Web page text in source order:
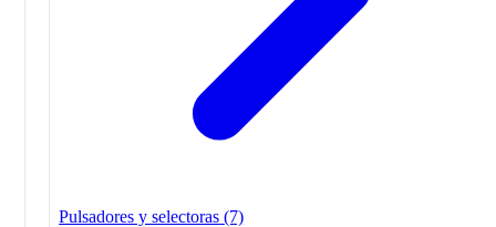
Pulsadores y selectoras (7)